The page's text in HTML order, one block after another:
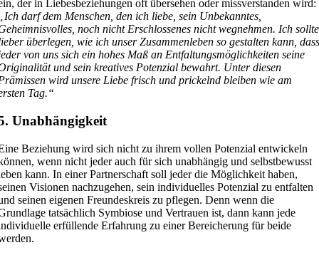
der in Liebesbeziehungen oft übersehen oder missverstanden wird:
darf dem Menschen, den ich liebe, sein Unbekanntes,
noch nicht Erschlossenes nicht wegnehmen. Ich sollte
überlegen, wie ich unser Zusammenleben so gestalten kann,
von uns sich ein hohes Maß an Entfaltungsmöglichkeiten seine
und sein kreatives Potenzial bewahrt. Unter diesen
wird unsere Liebe frisch und prickelnd bleiben wie am
Tag.“
Unabhängigkeit
Beziehung wird sich nicht zu ihrem vollen Potenzial entwickeln
wenn nicht jeder auch für sich unabhängig und selbstbewusst
kann. In einer Partnerschaft soll jeder die Möglichkeit haben,
Visionen nachzugehen, sein individuelles Potenzial zu entfalten
seinen eigenen Freundeskreis zu pflegen. Denn wenn die
tatsächlich Symbiose und Vertrauen ist, dann kann jede
erfüllende Erfahrung zu einer Bereicherung für beide